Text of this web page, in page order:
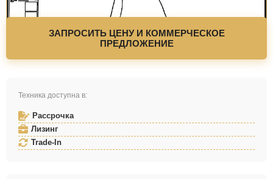
ЗАПРОСИТЬ ЦЕНУ И КОММЕРЧЕСКОЕ
ПРЕДЛОЖЕНИЕ
Техника доступна в:
Рассрочка
Лизинг
Trade-In